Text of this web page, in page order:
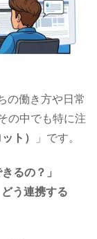
の働き方や日常
の中でも特に注
ト） 」です。
るの？」
う連携する